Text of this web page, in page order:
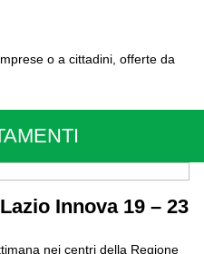
o a cittadini, offerte da
Innova 19 – 23
nei centri della Regione